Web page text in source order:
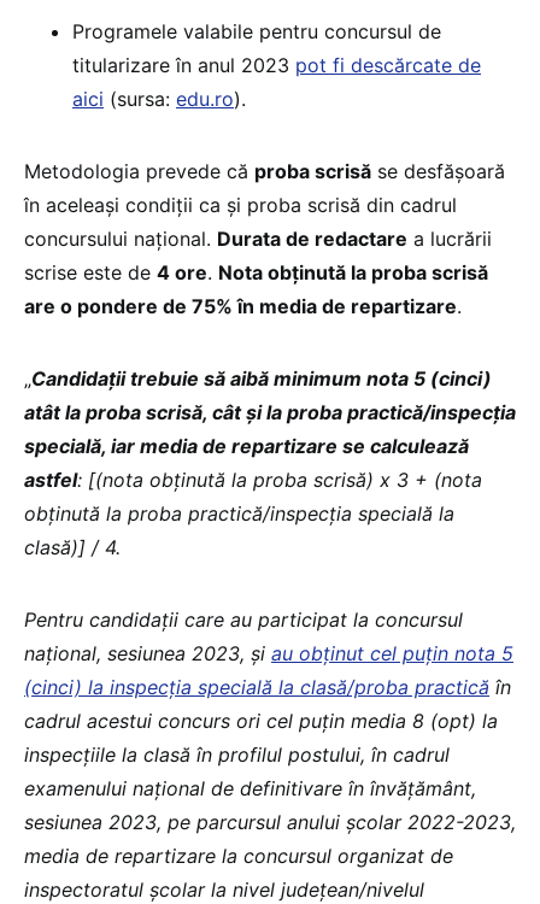
Programele valabile pentru concursul de
titularizare în anul 2023 pot fi descărcate de
aici (sursa: edu.ro).
Metodologia prevede că proba scrisă se desfășoară
în aceleași condiții ca și proba scrisă din cadrul
concursului național. Durata de redactare a lucrării
scrise este de 4 ore. Nota obținută la proba scrisă
are o pondere de 75% în media de repartizare.
„Candidații trebuie să aibă minimum nota 5 (cinci)
atât la proba scrisă, cât și la proba practică/inspecția
specială, iar media de repartizare se calculează
astfel: [(nota obținută la proba scrisă) x 3 + (nota
obținută la proba practică/inspecția specială la
clasă)] / 4.
Pentru candidaţii care au participat la concursul
naţional, sesiunea 2023, şi au obţinut cel puţin nota 5
(cinci) la inspecţia specială la clasă/proba practică în
cadrul acestui concurs ori cel puțin media 8 (opt) la
inspecțiile la clasă în profilul postului, în cadrul
examenului național de definitivare în învățământ,
sesiunea 2023, pe parcursul anului şcolar 2022-2023,
media de repartizare la concursul organizat de
inspectoratul şcolar la nivel judeţean/nivelul